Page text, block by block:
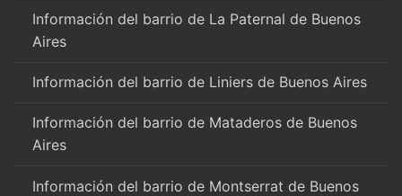
Información del barrio de La Paternal de Buenos
Aires
Información del barrio de Liniers de Buenos Aires
Información del barrio de Mataderos de Buenos
Aires
Información del barrio de Montserrat de Buenos